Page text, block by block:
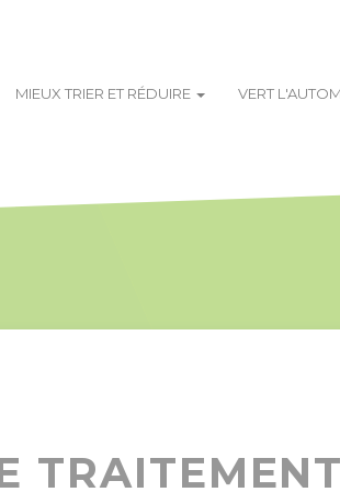
MIEUX TRIER ET RÉDUIRE VERT
TRAITEMENT